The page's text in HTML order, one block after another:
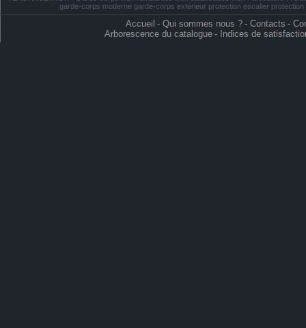
garde-corps moderne garde-corps extérieur protection escalier
Accueil - Qui sommes nous ? - Contacts -
Arborescence du catalogue - Indices de